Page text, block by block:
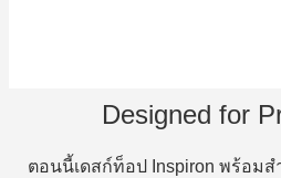
Designed for
ตอนนี้เดสก์ท็อป Inspiron พร้อม